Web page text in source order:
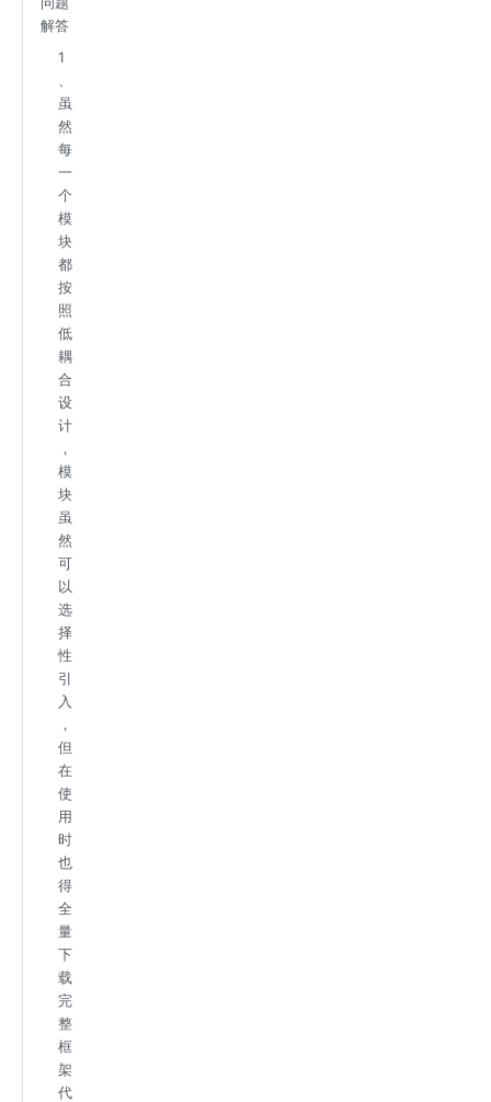
解答
1
虽
然
每
一
个
模
块
都
按
照
低
耦
合
设
计
，
模
块
虽
然
可
以
选
择
性
引
入
，
但
在
使
用
时
也
得
全
量
下
载
完
整
框
架
代